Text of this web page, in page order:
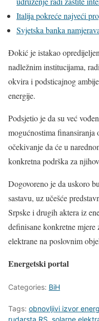
Italija pokreće najveći
Svjetska banka
Đokić je istakao
nadležnim institucijama,
okvira i podsticajnog
energije.
Podsjetio je da su već
mogućnostima
očekivanje da će u
konkretna podrška za
Dogovoreno je da uskoro
sastavu, uz učešće
Srpske i drugih aktera iz
definisane konkretne mjere
elektrane na poslovnim
Energetski portal
Categories: BiH
Tags: obnovljivi izvor
rudarsta RS solarne